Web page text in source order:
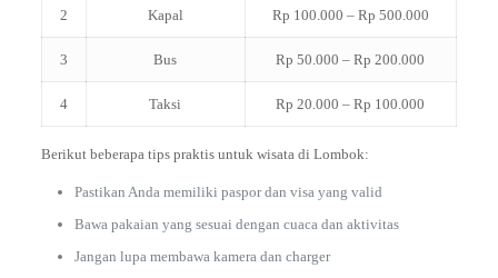
2 Kapal Rp 100.000 – Rp 500.000
3 Bus Rp 50.000 – Rp 200.000
4 Taksi Rp 20.000 – Rp 100.000
Berikut beberapa tips praktis untuk wisata di Lombok:
Pastikan Anda memiliki paspor dan visa yang valid
Bawa pakaian yang sesuai dengan cuaca dan aktivitas
Jangan lupa membawa kamera dan charger